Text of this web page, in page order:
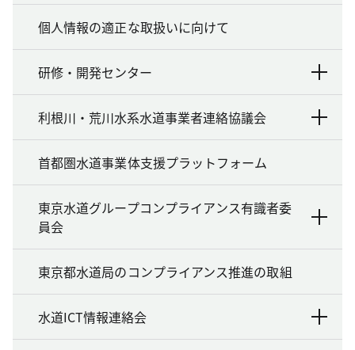
個人情報の適正な取扱いに向けて
研修・開発センター
利根川・荒川水系水道事業者連絡協議会
首都圏水道事業体支援プラットフォーム
東京水道グループコンプライアンス有識者委
員会
東京都水道局のコンプライアンス推進の取組
水道ICT情報連絡会